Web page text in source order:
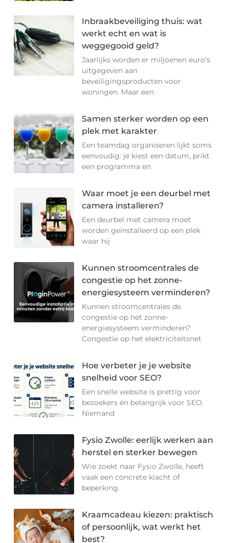
Inbraakbeveiliging thuis: wat
werkt echt en wat is
weggegooid geld?
Jaarlijks worden er miljoenen euro’s
uitgegeven aan
beveiligingsproducten voor
woningen. Maar een
Samen sterker worden op een
plek met karakter
Een teamdag organiseren lijkt soms
eenvoudig: je kiest een datum, prikt
een programma en
Waar moet je een deurbel met
camera installeren?
Een deurbel met camera moet
worden geïnstalleerd op een plek
waar hij
Kunnen stroomcentrales de
congestie op het zonne-
energiesysteem verminderen?
Kunnen stroomcentrales de
congestie op het zonne-
energiesysteem verminderen?
Congestie op het elektriciteitsnet
Hoe verbeter je je website
snelheid voor SEO?
Een snelle website is prettig voor
bezoekers én belangrijk voor SEO.
Niemand
Fysio Zwolle: eerlijk werken aan
herstel en sterker bewegen
Wie zoekt naar Fysio Zwolle, heeft
vaak een concrete klacht of
beperking.
Kraamcadeau kiezen: praktisch
of persoonlijk, wat werkt het
best?